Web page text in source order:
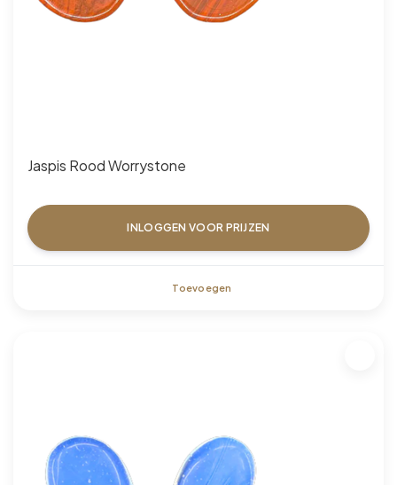
Jaspis Rood Worrystone
INLOGGEN VOOR PRIJZEN
Toevoegen